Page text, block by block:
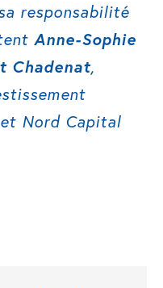
responsabilité
Anne-Sophie
Chadenat,
et Nord Capital